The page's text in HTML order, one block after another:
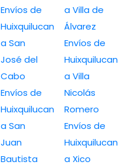
Envíos de
Huixquilucan
a San
José del
Cabo
Envíos de
Huixquilucan
a San
Juan
Bautista
a Villa de
Álvarez
Envíos de
Huixquilucan
a Villa
Nicolás
Romero
Envíos de
Huixquilucan
a Xico